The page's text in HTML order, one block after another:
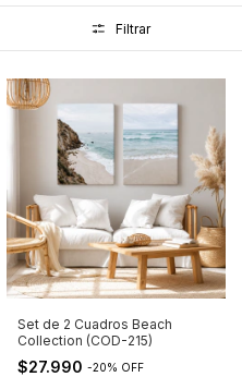
Filtrar
Set de 2 Cuadros Beach
Collection (COD-215)
$27.990 -20% OFF